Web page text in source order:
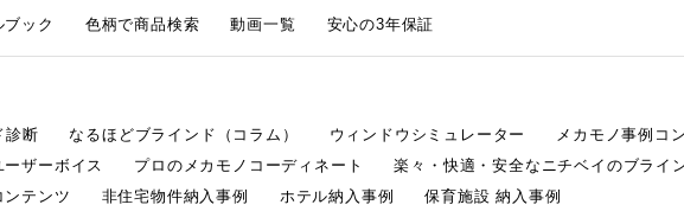
ック 色柄で商品検索 動画一覧 安心の3年保証
診断
なるほどブラインド（コラム） ウィンドウシミュレーター
メカモノ事例コ
ーザーボイス プロのメカモノコーディネート 楽々・快適・安全なニチベイのブライ
ンテンツ 非住宅物件納入事例 ホテル納入事例 保育施設 納入事例